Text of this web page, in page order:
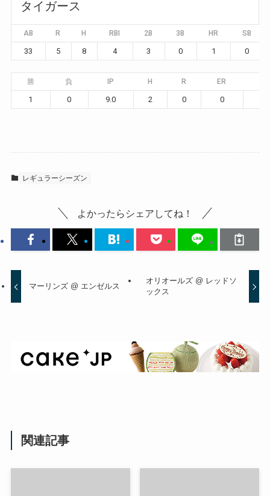
タイガース
AB R H RBI 2B 3B HR SB
33 5 8 4 3 0 1 0
勝 負 IP H R ER
1 0 9.0 2 0 0
レギュラーシーズン
よかったらシェアしてね！
マーリンズ @ エンゼルス
オリオールズ @ レッドソ
ックス
関連記事